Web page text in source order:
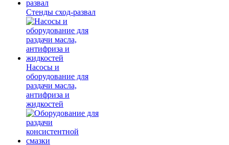
Стенды сход-развал
Насосы и
оборудование для
раздачи масла,
антифриза и
жидкостей